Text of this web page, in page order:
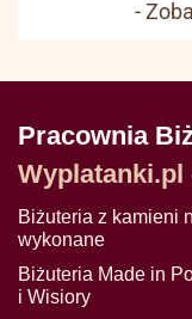
-
Pracownia
Wyplatanki.pl
Biżuteria z kamieni
wykonane
Biżuteria Made in
i Wisiory